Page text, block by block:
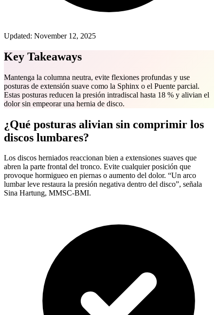
Updated: November 12, 2025
Key Takeaways
Mantenga la columna neutra, evite flexiones profundas y use
posturas de extensión suave como la Sphinx o el Puente parcial.
Estas posturas reducen la presión intradiscal hasta 18 % y alivian el
dolor sin empeorar una hernia de disco.
¿Qué posturas alivian sin comprimir los
discos lumbares?
Los discos herniados reaccionan bien a extensiones suaves que
abren la parte frontal del tronco. Evite cualquier posición que
provoque hormigueo en piernas o aumento del dolor. “Un arco
lumbar leve restaura la presión negativa dentro del disco”, señala
Sina Hartung, MMSC-BMI.